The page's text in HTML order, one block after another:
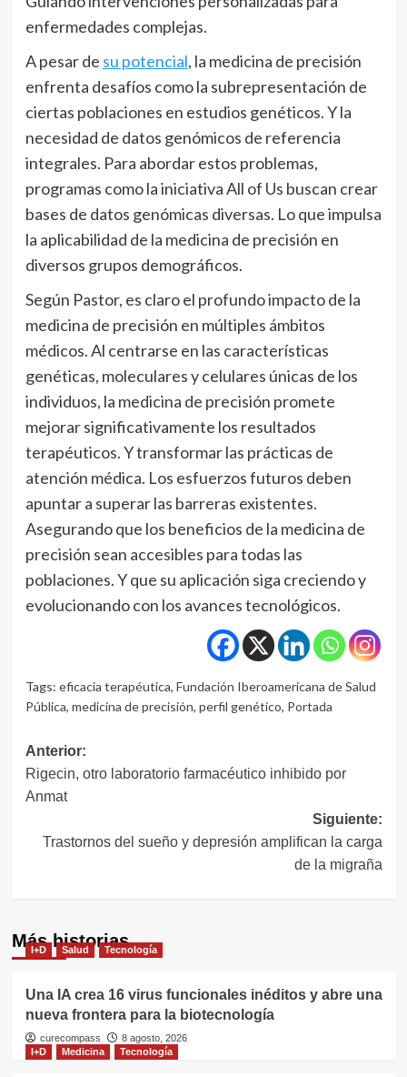
enfermedades complejas.
A pesar de su potencial, la medicina de precisión
enfrenta desafíos como la subrepresentación de
ciertas poblaciones en estudios genéticos. Y la
necesidad de datos genómicos de referencia
integrales. Para abordar estos problemas,
programas como la iniciativa All of Us buscan crear
bases de datos genómicas diversas. Lo que impulsa
la aplicabilidad de la medicina de precisión en
diversos grupos demográficos.
Según Pastor, es claro el profundo impacto de la
medicina de precisión en múltiples ámbitos
médicos. Al centrarse en las características
genéticas, moleculares y celulares únicas de los
individuos, la medicina de precisión promete
mejorar significativamente los resultados
terapéuticos. Y transformar las prácticas de
atención médica. Los esfuerzos futuros deben
apuntar a superar las barreras existentes.
Asegurando que los beneficios de la medicina de
precisión sean accesibles para todas las
poblaciones. Y que su aplicación siga creciendo y
evolucionando con los avances tecnológicos.
Tags: eficacia terapéutica, Fundación Iberoamericana de Salud
Pública, medicina de precisión, perfil genético, Portada
Navegación
de
Anterior:
Rigecin, otro laboratorio farmacéutico inhibido por
Anmat
Siguiente:
Trastornos del sueño y depresión amplifican la carga
de la migraña
Más historias
I+D Salud Tecnología
Una IA crea 16 virus funcionales inéditos y abre una
nueva frontera para la biotecnología
curecompass
8 agosto, 2026
I+D
Medicina Tecnología